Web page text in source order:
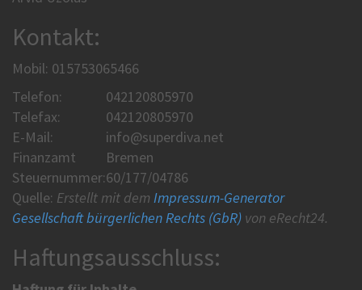
Kontakt:
Mobil: 015753065466
Telefon:
042120805970
Telefax:
042120805970
E-Mail:
info@superdiva.net
Finanzamt
Bremen
Steuernummer:60/177/04786
Quelle: Erstellt mit dem Impressum-Generator
Gesellschaft bürgerlichen Rechts (GbR) von eRecht24.
Haftungsausschluss: